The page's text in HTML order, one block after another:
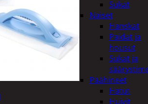
Sukat
Naiset
Hanskat
Paidat ja
housut
Sukat ja
Päähineet
Hatut
Huivit